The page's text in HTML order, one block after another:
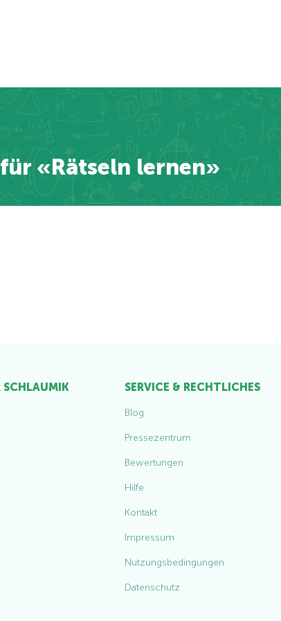
«Rätseln lernen»
SCHLAUMIK SERVICE & RECHTLICHES
Blog
Pressezentrum
Bewertungen
Hilfe
Kontakt
Impressum
Nutzungsbedingungen
Datenschutz